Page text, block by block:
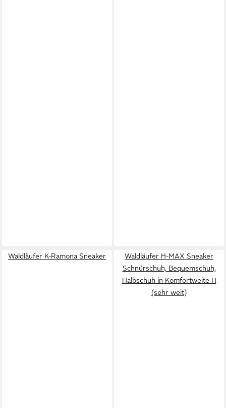
Waldläufer K-Ramona Sneaker
Waldläufer H-MAX Sneaker
Schnürschuh, Bequemschuh,
Halbschuh in Komfortweite H
(sehr weit)